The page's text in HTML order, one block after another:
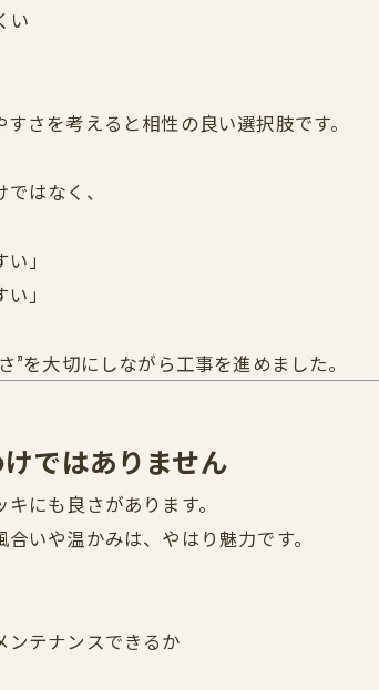
い
さを考えると相性の良い選択肢です。
はなく、
」
」
”を大切にしながら工事を進めました。
ではありません
にも良さがあります。
いや温かみは、やはり魅力です。
ンテナンスできるか